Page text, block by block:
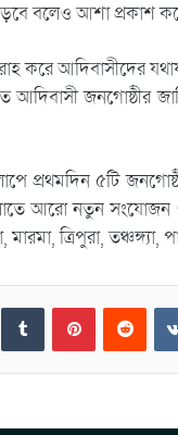
বলেও আশা প্রকাশ
করে আদিবাসীদের
জনগোষ্ঠীর
প্রথমদিন ৫টি
আরো নতুন
ত্রিপুরা, তঞ্চঙ্গ্যা,